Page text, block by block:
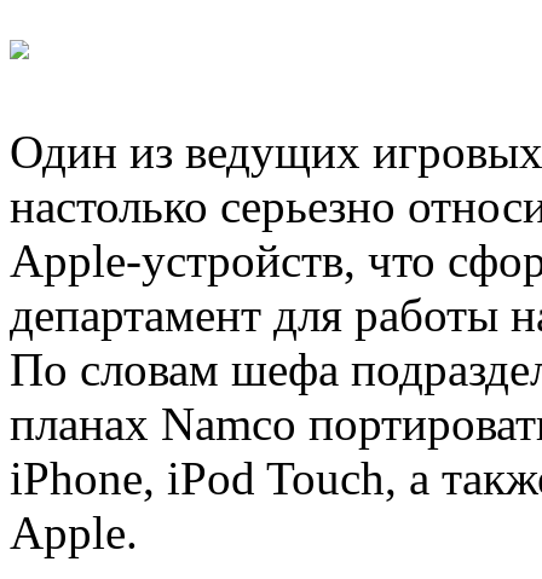
Один из ведущих
настолько серьезно
Apple-устройств, что
департамент для работы
По словам шефа
планах Namco
iPhone, iPod Touch, а
Apple.